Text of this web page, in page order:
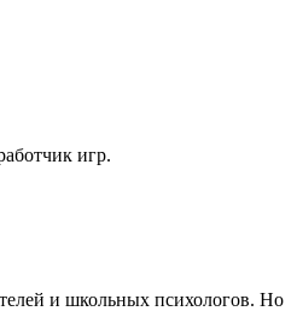
игр.
и школьных психологов. Но